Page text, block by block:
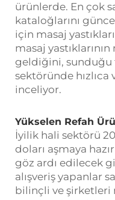
ürünlerde. En çok
kataloğlarını
için masaj
masaj
geldiğini, sunduğu
sektöründe
inceliyor.
Yükselen Refah
İyilik hali sektörü
doları aşmaya
göz ardı edilecek
alışveriş yapanlar
bilinçli ve şirketleri